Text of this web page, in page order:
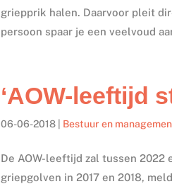
griepprik halen. Daarvoor pleit
persoon spaar je een veelvoud
‘AOW-leeftijd
06-06-2018 Bestuur en
De AOW-leeftijd zal tussen
griepgolven in 2017 en 2018,